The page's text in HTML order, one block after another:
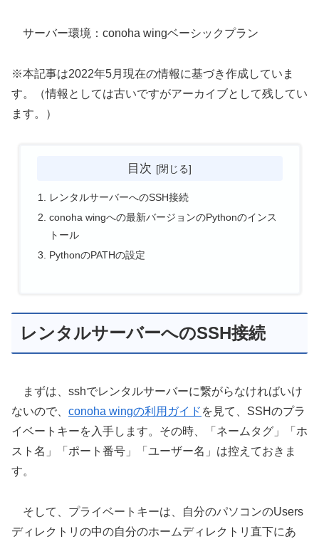
サーバー環境：conoha wingベーシックプラン
※本記事は2022年5月現在の情報に基づき作成していま
す。（情報としては古いですがアーカイブとして残してい
ます。）
目次
レンタルサーバーへのSSH接続
conoha wingへの最新バージョンのPythonのインス
トール
PythonのPATHの設定
レンタルサーバーへのSSH接続
まずは、sshでレンタルサーバーに繋がらなければいけ
ないので、 conoha wingの利用ガイド を見て、SSHのプラ
イベートキーを入手します。その時、「ネームタグ」「ホ
スト名」「ポート番号」「ユーザー名」は控えておきま
す。
そして、プライベートキーは、自分のパソコンのUsers
ディレクトリの中の自分のホームディレクトリ直下にあ